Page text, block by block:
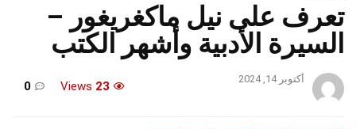
تعرف على نيل ماكغريغور –
السيرة الأدبية وأشهر الكتب
أكتوبر 14, 2024
23
0